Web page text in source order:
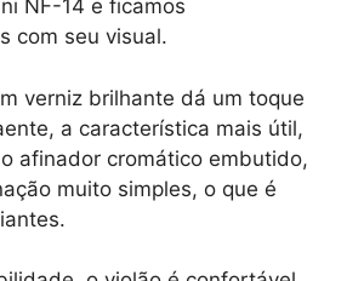
NF-14 e ficamos
com seu visual.
verniz brilhante dá um toque
a característica mais útil,
afinador cromático embutido,
muito simples, o que é